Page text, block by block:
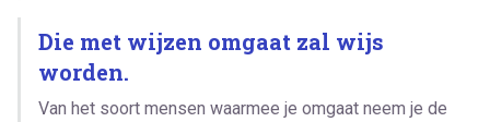
Die met wijzen omgaat zal wijs
worden.
Van het soort mensen waarmee je omgaat neem je de